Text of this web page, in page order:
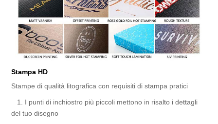
Stampa HD
Stampe di qualità litografica con requisiti di stampa pratici
1. I punti di inchiostro più piccoli mettono in risalto i dettagli
del tuo disegno